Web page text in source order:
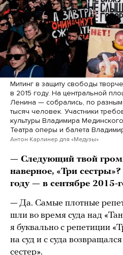
Митинг в защиту свободы
в 2015 году. На центральной
Ленина — собрались, по разным
тысяч человек. Участники
культуры Владимира
Театра оперы и балета
Антон Карлинер для «Медузы»
— Следующий твой
наверное, «Три
году — в сентябре 2015-
— Да. Самые плотные
шли во время суда над
я буквально с репетиции
на суд и с суда
сестер».